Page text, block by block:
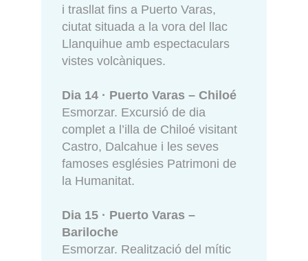
i trasllat fins a Puerto Varas,
ciutat situada a la vora del llac
Llanquihue amb espectaculars
vistes volcàniques.
Dia 14 · Puerto Varas – Chiloé
Esmorzar. Excursió de dia
complet a l’illa de Chiloé visitant
Castro, Dalcahue i les seves
famoses esglésies Patrimoni de
la Humanitat.
Dia 15 · Puerto Varas –
Bariloche
Esmorzar. Realització del mític